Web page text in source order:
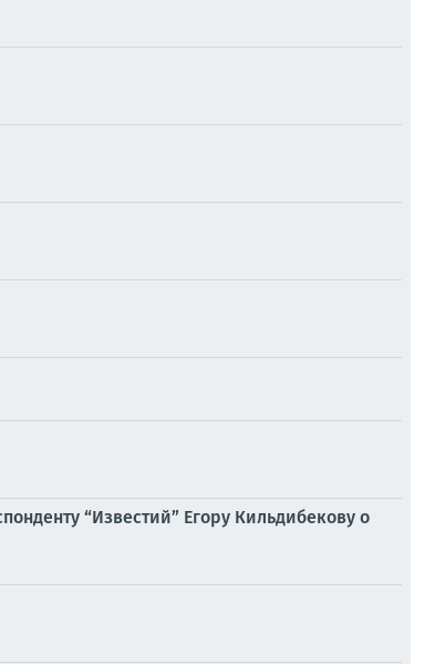
“Известий” Егору Кильдибекову о